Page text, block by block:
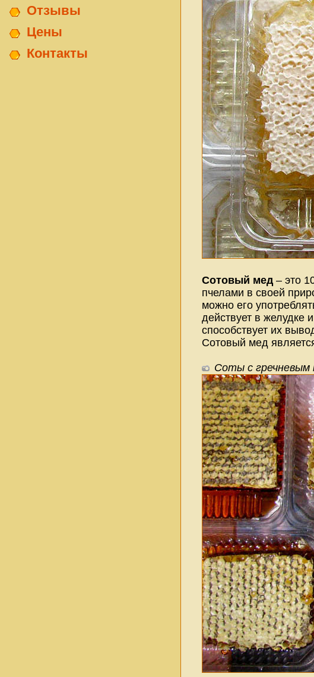
Отзывы
Цены
Контакты
Сотовый мед – это
пчелами в своей
можно его
действует в желудке
способствует их
Сотовый мед
Соты с гречневым